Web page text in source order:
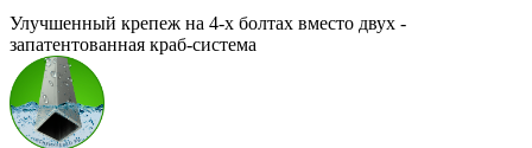
Улучшенный крепеж на 4-х болтах вместо двух -
запатентованная краб-система